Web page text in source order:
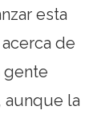
esta
de
gente
la